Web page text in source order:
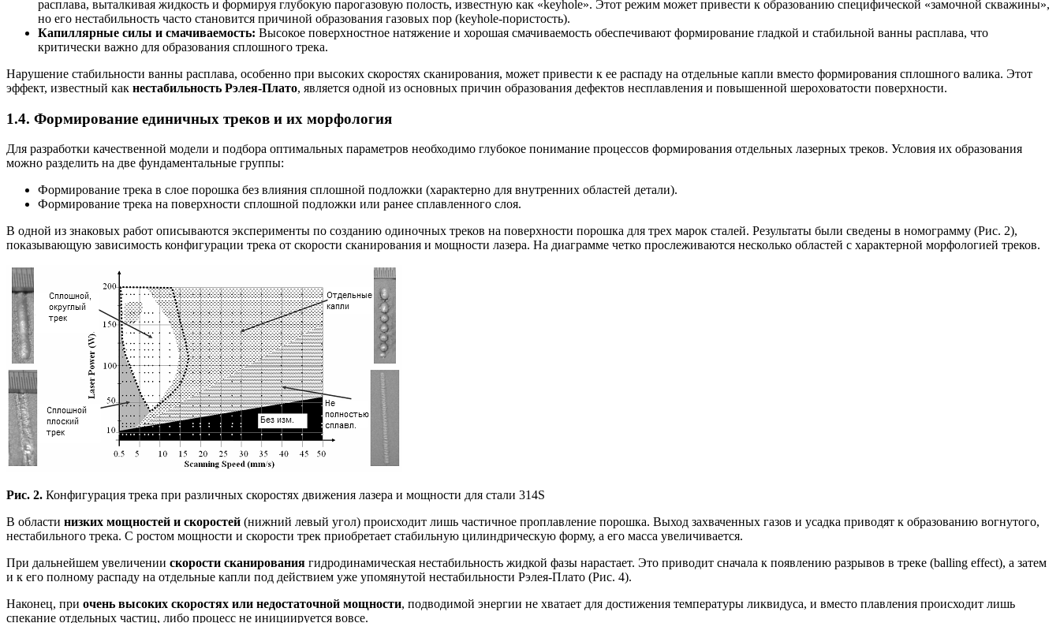
расплава, выталкивая жидкость и формируя глубокую парогазовую полость, известную как «keyhole». Этот режим может привести к образованию специфической «замочной скважины»,
но его нестабильность часто становится причиной образования газовых пор (keyhole-пористость).
Капиллярные силы и смачиваемость: Высокое поверхностное натяжение и хорошая смачиваемость обеспечивают формирование гладкой и стабильной ванны расплава, что
критически важно для образования сплошного трека.
Нарушение стабильности ванны расплава, особенно при высоких скоростях сканирования, может привести к ее распаду на отдельные капли вместо формирования сплошного валика. Этот
эффект, известный как нестабильность Рэлея-Плато, является одной из основных причин образования дефектов несплавления и повышенной шероховатости поверхности.
1.4. Формирование единичных треков и их морфология
Для разработки качественной модели и подбора оптимальных параметров необходимо глубокое понимание процессов формирования отдельных лазерных треков. Условия их образования
можно разделить на две фундаментальные группы:
Формирование трека в слое порошка без влияния сплошной подложки (характерно для внутренних областей детали).
Формирование трека на поверхности сплошной подложки или ранее сплавленного слоя.
В одной из знаковых работ описываются эксперименты по созданию одиночных треков на поверхности порошка для трех марок сталей. Результаты были сведены в номограмму (Рис. 2),
показывающую зависимость конфигурации трека от скорости сканирования и мощности лазера. На диаграмме четко прослеживаются несколько областей с характерной морфологией треков.
Рис. 2. Конфигурация трека при различных скоростях движения лазера и мощности для стали 314S
В области низких мощностей и скоростей (нижний левый угол) происходит лишь частичное проплавление порошка. Выход захваченных газов и усадка приводят к образованию вогнутого,
нестабильного трека. С ростом мощности и скорости трек приобретает стабильную цилиндрическую форму, а его масса увеличивается.
При дальнейшем увеличении скорости сканирования гидродинамическая нестабильность жидкой фазы нарастает. Это приводит сначала к появлению разрывов в треке (balling effect), а затем
и к его полному распаду на отдельные капли под действием уже упомянутой нестабильности Рэлея-Плато (Рис. 4).
Наконец, при очень высоких скоростях или недостаточной мощности, подводимой энергии не хватает для достижения температуры ликвидуса, и вместо плавления происходит лишь
спекание отдельных частиц, либо процесс не инициируется вовсе.